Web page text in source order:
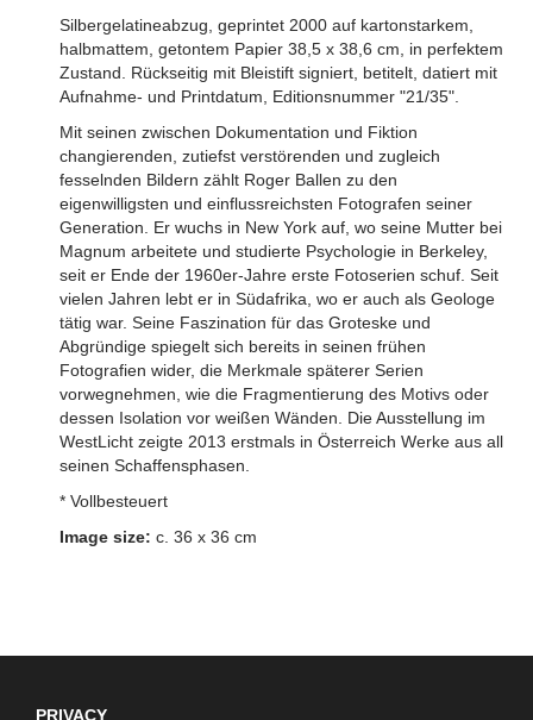
Silbergelatineabzug, geprintet 2000 auf kartonstarkem,
halbmattem, getontem Papier 38,5 x 38,6 cm, in perfektem
Zustand. Rückseitig mit Bleistift signiert, betitelt, datiert mit
Aufnahme- und Printdatum, Editionsnummer "21/35".
Mit seinen zwischen Dokumentation und Fiktion
changierenden, zutiefst verstörenden und zugleich
fesselnden Bildern zählt Roger Ballen zu den
eigenwilligsten und einflussreichsten Fotografen seiner
Generation. Er wuchs in New York auf, wo seine Mutter bei
Magnum arbeitete und studierte Psychologie in Berkeley,
seit er Ende der 1960er-Jahre erste Fotoserien schuf. Seit
vielen Jahren lebt er in Südafrika, wo er auch als Geologe
tätig war. Seine Faszination für das Groteske und
Abgründige spiegelt sich bereits in seinen frühen
Fotografien wider, die Merkmale späterer Serien
vorwegnehmen, wie die Fragmentierung des Motivs oder
dessen Isolation vor weißen Wänden. Die Ausstellung im
WestLicht zeigte 2013 erstmals in Österreich Werke aus all
seinen Schaffensphasen.
* Vollbesteuert
Image size: c. 36 x 36 cm
PRIVACY